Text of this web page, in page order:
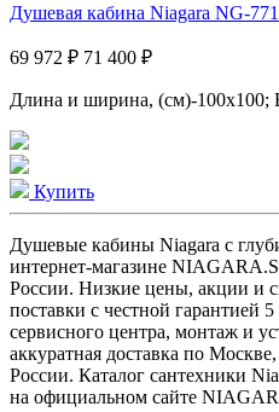
Душевая кабина Niagara NG-
69 972 ₽ 71 400 ₽
Длина и ширина, (см)-100x100;
Купить
Душевые кабины Niagara с
интернет-магазине
России. Низкие цены, акции и
поставки c честной гарантией
сервисного центра, монтаж и
аккуратная доставка по
России. Каталог сантехники
на официальном сайте